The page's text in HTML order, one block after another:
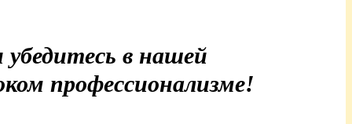
в нашей
профессионализме!